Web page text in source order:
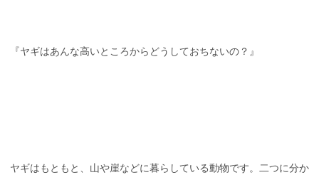
『ヤギはあんな高いところからどうしておちないの？』
ヤギはもともと、山や崖などに暮らしている動物です。二つに分か